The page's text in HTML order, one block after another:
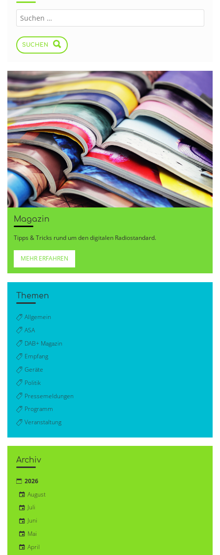
SUCHEN
Magazin
Tipps & Tricks rund um den digitalen Radiostandard.
MEHR ERFAHREN
Themen
Allgemein
ASA
DAB+ Magazin
Empfang
Geräte
Politik
Pressemeldungen
Programm
Veranstaltung
Archiv
2026
August
Juli
Juni
Mai
April